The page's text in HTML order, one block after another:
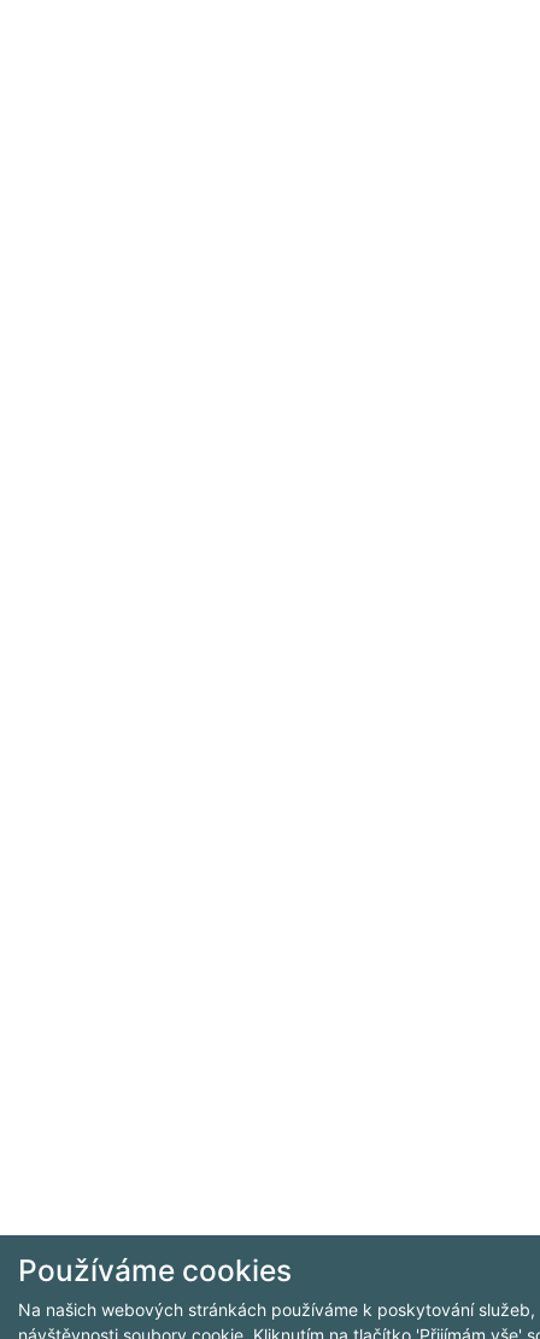
Používáme cookies
Na našich webových stránkách používáme k poskytování
návštěvnosti soubory cookie. Kliknutím na tlačítko 'Přijímám vše'